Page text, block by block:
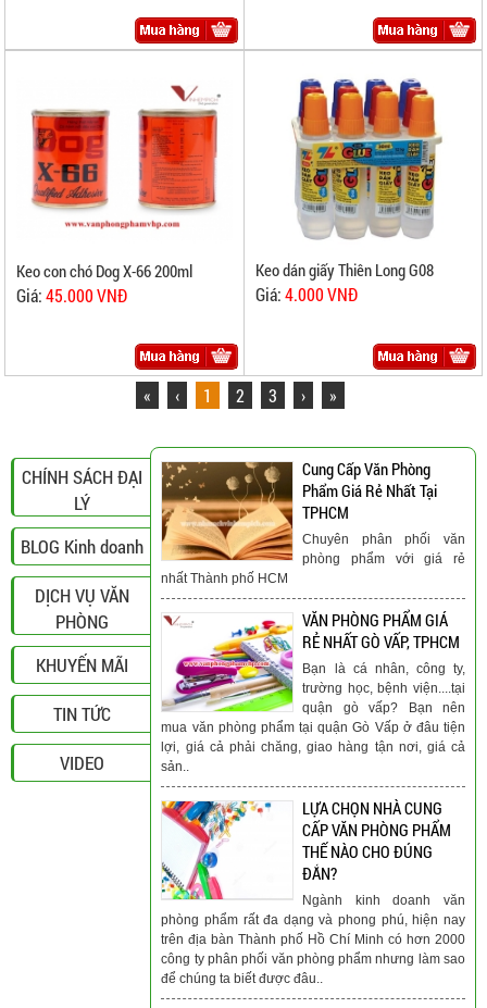
Keo con chó Dog X-66 200ml
Giá:45.000 VNĐ
Keo dán giấy Thiên Long G08
Giá:4.000 VNĐ
« ‹ 1 2 3 › »
CHÍNH SÁCH ĐẠI
LÝ
BLOG Kinh doanh
DỊCH VỤ VĂN
PHÒNG
KHUYẾN MÃI
TIN TỨC
VIDEO
Cung Cấp Văn Phòng
Phẩm Giá Rẻ Nhất Tại
TPHCM
Chuyên phân phối văn
phòng phẩm với giá rẻ
nhất Thành phố HCM
VĂN PHÒNG PHẨM GIÁ
RẺ NHẤT GÒ VẤP, TPHCM
Bạn là cá nhân, công ty,
trường học, bệnh viện....tại
quận gò vấp? Bạn nên
mua văn phòng phẩm tại quận Gò Vấp ở đâu tiện
lợi, giá cả phải chăng, giao hàng tận nơi, giá cả
sản..
LỰA CHỌN NHÀ CUNG
CẤP VĂN PHÒNG PHẨM
THẾ NÀO CHO ĐÚNG
ĐẮN?
Ngành kinh doanh văn
phòng phẩm rất đa dạng và phong phú, hiện nay
trên địa bàn Thành phố Hồ Chí Minh có hơn 2000
công ty phân phối văn phòng phẩm nhưng làm sao
để chúng ta biết được đâu..